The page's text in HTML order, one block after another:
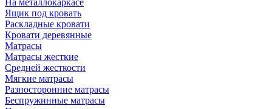
На металлокаркасе
Ящик под кровать
Раскладные кровати
Кровати деревянные
Матрасы
Матрасы жесткие
Средней жесткости
Мягкие матрасы
Разносторонние матрасы
Беспружинные матрасы